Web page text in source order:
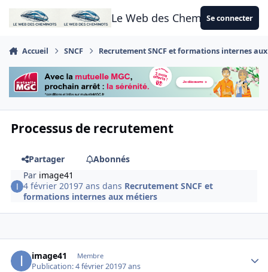
Aller au contenu
Le Web des CheminotsSe connecter
Accueil SNCF Recrutement SNCF et formations internes
Processus de recrutement
Partager
Abonnés
Par image41
4 février 20197 ans dans Recrutement SNCF et
formations internes aux métiers
image41 Membre
Publication:4 février 20197 ans